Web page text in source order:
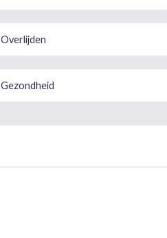
Overlijden
Gezondheid